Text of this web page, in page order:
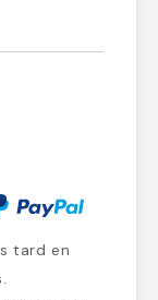
tard en